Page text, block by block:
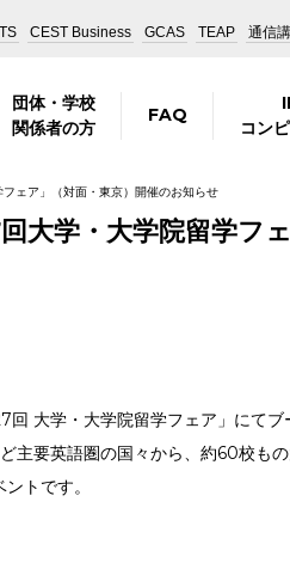
CEST Business GCAS TEAP 通信
団体・学校
関係者の方
FAQ
コン
ェア」（対面・東京）開催のお知らせ
大学・大学院留学フ
回 大学・大学院留学フェア」にてブ
要英語圏の国々から、約60校も
トです。